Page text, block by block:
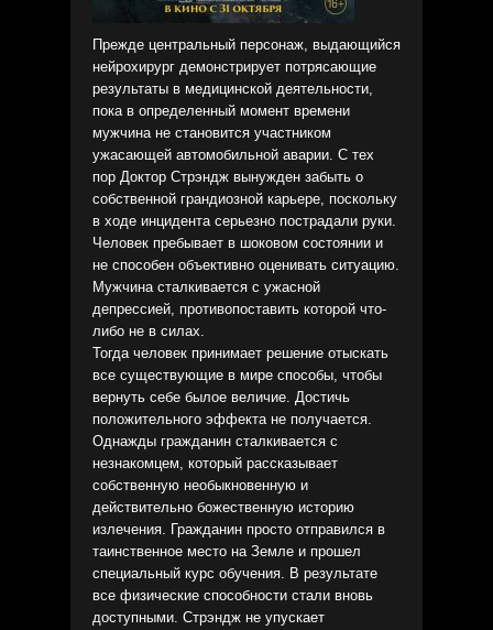
Прежде центральный персонаж, выдающийся
нейрохирург демонстрирует потрясающие
результаты в медицинской деятельности,
пока в определенный момент времени
мужчина не становится участником
ужасающей автомобильной аварии. С тех
пор Доктор Стрэндж вынужден забыть о
собственной грандиозной карьере, поскольку
в ходе инцидента серьезно пострадали руки.
Человек пребывает в шоковом состоянии и
не способен объективно оценивать ситуацию.
Мужчина сталкивается с ужасной
депрессией, противопоставить которой что-
либо не в силах.
Тогда человек принимает решение отыскать
все существующие в мире способы, чтобы
вернуть себе былое величие. Достичь
положительного эффекта не получается.
Однажды гражданин сталкивается с
незнакомцем, который рассказывает
собственную необыкновенную и
действительно божественную историю
излечения. Гражданин просто отправился в
таинственное место на Земле и прошел
специальный курс обучения. В результате
все физические способности стали вновь
доступными. Стрэндж не упускает